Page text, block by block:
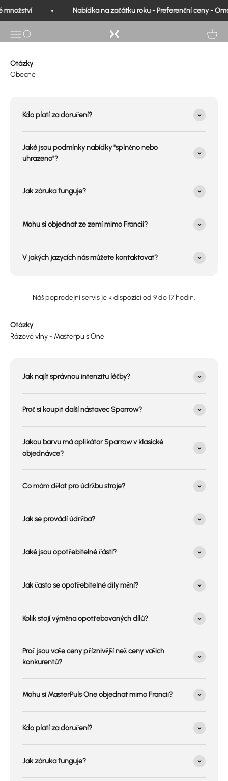
Nabídka na začátku roku - Preferenční ceny -
Otevřená navigace
Vyhledávání Exo Medical
ČASTO KLADENÉ DOTAZY
Otázky
Obecné
Kdo platí za doručení?
Jaké jsou podmínky nabídky "splněno nebo
uhrazeno"?
Jak záruka funguje?
Mohu si objednat ze zemí mimo Francii?
V jakých jazycích nás můžete kontaktovat?
Náš poprodejní servis je k dispozici od 9 do 17 hodin.
Otázky
Rázové vlny - Masterpuls One
Jak najít správnou intenzitu léčby?
Proč si koupit další nástavec Sparrow?
Jakou barvu má aplikátor Sparrow v klasické
objednávce?
Co mám dělat pro údržbu stroje?
Jak se provádí údržba?
Jaké jsou opotřebitelné části?
Jak často se opotřebitelné díly mění?
Kolik stojí výměna opotřebovaných dílů?
Proč jsou vaše ceny příznivější než ceny vašich
konkurentů?
Mohu si MasterPuls One objednat mimo Francii?
Kdo platí za doručení?
Jak záruka funguje?